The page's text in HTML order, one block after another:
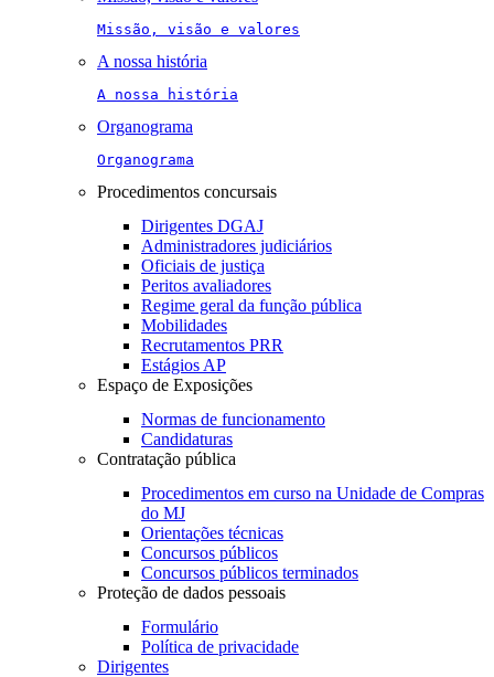
Missão, visão e valores
A nossa história
A nossa história
Organograma
Organograma
Procedimentos concursais
Dirigentes DGAJ
Administradores judiciários
Oficiais de justiça
Peritos avaliadores
Regime geral da função pública
Mobilidades
Recrutamentos PRR
Estágios AP
Espaço de Exposições
Normas de funcionamento
Candidaturas
Contratação pública
Procedimentos em curso na Unidade de Compras
do MJ
Orientações técnicas
Concursos públicos
Concursos públicos terminados
Proteção de dados pessoais
Formulário
Política de privacidade
Dirigentes